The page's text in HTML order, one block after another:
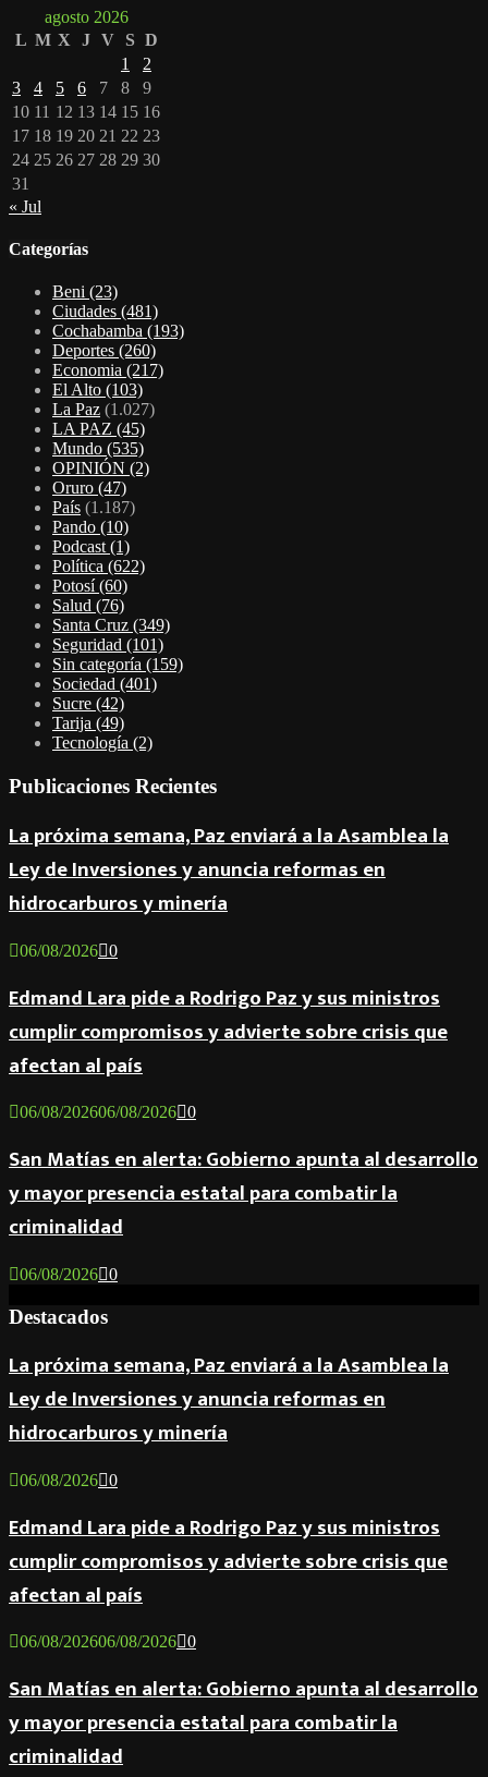
agosto 2026
L M X J V S D
1
2
3
4 5 6 7 8
9
10 11 12 13 14 15 16
17 18 19 20 21 22 23
24 25 26 27 28 29 30
31
« Jul
Categorías
Beni (23)
Ciudades (481)
Cochabamba (193)
Deportes (260)
Economia (217)
El Alto (103)
La Paz (1.027)
LA PAZ (45)
Mundo (535)
OPINIÓN (2)
Oruro (47)
País (1.187)
Pando (10)
Podcast(1)
Política (622)
Potosí (60)
Salud (76)
Santa Cruz (349)
Seguridad (101)
Sin categoría (159)
Sociedad (401)
Sucre (42)
Tarija (49)
Tecnología (2)
Publicaciones Recientes
La próxima semana, Paz enviará a la Asamblea la
Ley de Inversiones y anuncia reformas en
hidrocarburos y minería
06/08/2026 0
Edmand Lara pide a Rodrigo Paz y sus ministros
cumplir compromisos y advierte sobre crisis que
afectan al país
06/08/202606/08/2026 0
San Matías en alerta: Gobierno apunta al desarrollo
y mayor presencia estatal para combatir la
criminalidad
06/08/2026 0
Destacados
La próxima semana, Paz enviará a la Asamblea la
Ley de Inversiones y anuncia reformas en
hidrocarburos y minería
06/08/2026 0
Edmand Lara pide a Rodrigo Paz y sus ministros
cumplir compromisos y advierte sobre crisis que
afectan al país
06/08/202606/08/2026 0
San Matías en alerta: Gobierno apunta al desarrollo
y mayor presencia estatal para combatir la
criminalidad